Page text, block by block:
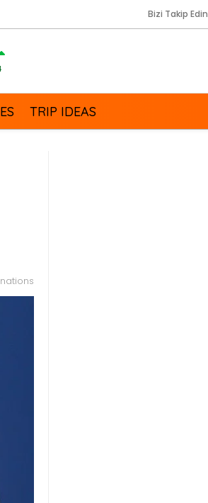
Bizi Takip Edin
TRIP IDEAS